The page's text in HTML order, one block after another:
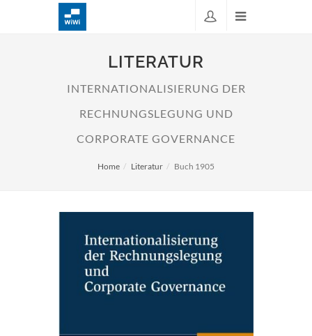
LITERATUR
INTERNATIONALISIERUNG DER
RECHNUNGSLEGUNG UND
CORPORATE GOVERNANCE
Home Literatur Buch 1905